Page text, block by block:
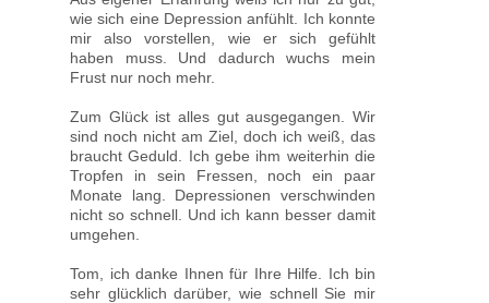
wie sich eine Depression anfühlt. Ich konnte
mir also vorstellen, wie er sich gefühlt
haben muss. Und dadurch wuchs mein
Frust nur noch mehr.
Zum Glück ist alles gut ausgegangen. Wir
sind noch nicht am Ziel, doch ich weiß, das
braucht Geduld. Ich gebe ihm weiterhin die
Tropfen in sein Fressen, noch ein paar
Monate lang. Depressionen verschwinden
nicht so schnell. Und ich kann besser damit
umgehen.
Tom, ich danke Ihnen für Ihre Hilfe. Ich bin
sehr glücklich darüber, wie schnell Sie mir